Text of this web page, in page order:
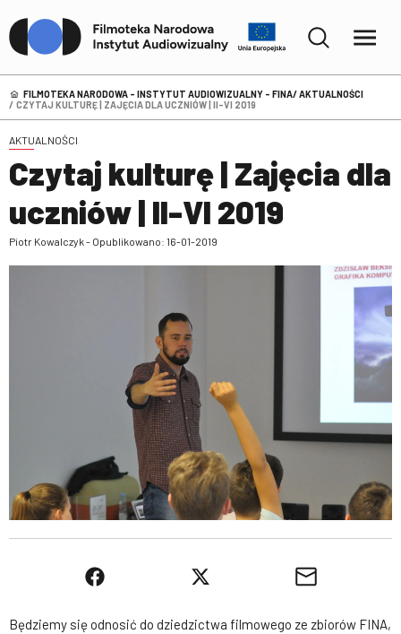
FILMOTEKA NARODOWA – INSTYTUT AUDIOWIZUALNY - FINA AKTUALNOŚCI
CZYTAJ KULTURĘ | ZAJĘCIA DLA UCZNIÓW | II-VI 2019
AKTUALNOŚCI
Czytaj kulturę | Zajęcia dla
uczniów | II-VI 2019
Piotr Kowalczyk - Opublikowano: 16-01-2019
Będziemy się odnosić do dziedzictwa filmowego ze zbiorów FINA,